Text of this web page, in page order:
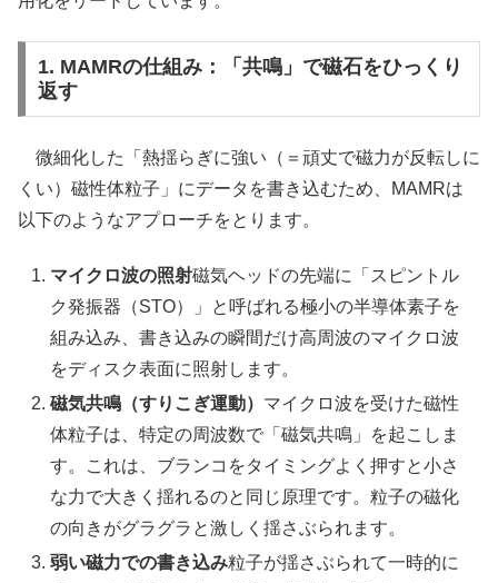
1. MAMRの仕組み：「共鳴」で磁石をひっくり
返す
微細化した「熱揺らぎに強い（＝頑丈で磁力が反転しに
くい）磁性体粒子」にデータを書き込むため、MAMRは
以下のようなアプローチをとります。
マイクロ波の照射磁気ヘッドの先端に「スピントル
ク発振器（STO）」と呼ばれる極小の半導体素子を
組み込み、書き込みの瞬間だけ高周波のマイクロ波
をディスク表面に照射します。
磁気共鳴（すりこぎ運動） マイクロ波を受けた磁性
体粒子は、特定の周波数で「磁気共鳴」を起こしま
す。これは、ブランコをタイミングよく押すと小さ
な力で大きく揺れるのと同じ原理です。粒子の磁化
の向きがグラグラと激しく揺さぶられます。
弱い磁力での書き込み粒子が揺さぶられて一時的に